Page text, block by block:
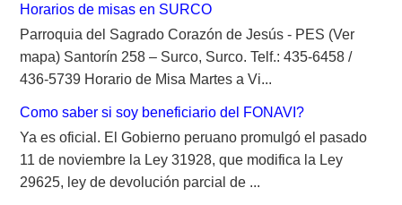
Horarios de misas en SURCO
Parroquia del Sagrado Corazón de Jesús - PES (Ver
mapa) Santorín 258 – Surco, Surco. Telf.: 435-6458 /
436-5739 Horario de Misa Martes a Vi...
Como saber si soy beneficiario del FONAVI?
Ya es oficial. El Gobierno peruano promulgó el pasado
11 de noviembre la Ley 31928, que modifica la Ley
29625, ley de devolución parcial de ...